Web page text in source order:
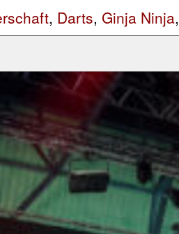
, Darts, Ginja Ninja,